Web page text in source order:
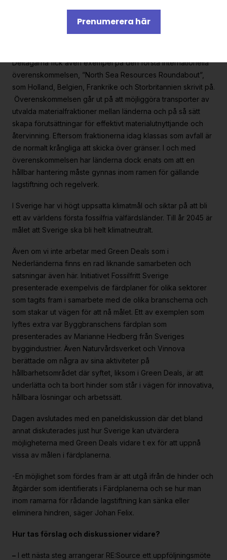
de förbundit sig att ta hand om all bottenaska som blir kvar
Deltagarna fick även exempel på den första internationella
överenskommelsen, ”North Sea Resources Roundabout”,
som Holland, Belgien, Frankrike och Storbritannien skrivit på.
Överenskommelsen går ut på att möjliggöra transporter av
utvalda materialfraktioner mellan länderna och på så sätt
skapa förutsättningar för effektivt materialutnyttjande och
återvinning. Eftersom fraktionerna idag klassas som avfall är
de normalt krångliga att skicka över gränser. I och med
överenskommelsen har länderna dock enats om att en
hållbar hantering måste gynnas inom ramen för gällande
lagstiftning och regelverk.
I Sverige har vi högt uppsatta klimatmål och siktar på att bli
ett av världens första fossilfria välfärdsländer. Till år 2045 är
målet att Sverige ska bli helt klimatneutralt.
Även om vi inte arbetar med Green Deals som i
Nederländerna finns en rad liknande samarbeten och
satsningar även här. Initiativet Fossilfritt Sverige
presenterade exempelvis de färdplaner för olika sektorer
som tagits fram i samarbete med de olika branscherna och
som stakar ut vägen för att nå målet. Ett av exemplen som
lyftes extra var Byggbranschens färdplan som
presenterades av Marianne Hedberg från Sveriges
byggindustrier. Även Naturvårdsverket och Vinnova
berättade om några av sina aktiviteter på
hållbarhetsområdet där syftet, liksom i Green Deals, är att
underlätta och ta bort hinder som står i vägen för innovativa,
hållbara lösningar och arbetssätt.
Dagen avslutades med en paneldiskussion där det bland
annat diskuterades just hur Sverige kan utvärdera
möjligheterna med Green Deals vidare t ex för att uppnå
vissa av målen i färdplanerna.
-En möjlighet som fördes fram är att utgå ifrån de hinder och
åtgärder som identifierats i Färdplanerna och se hur man
inom ramarna för rådande lagstiftning kan sänka eller
eliminera hindren, säger Johan Felix.
Hur tas förslag och diskussioner vidare?
– I ett nästa steg arrangerar RE:Source ett uppföljningsmöte
Prenumerera här